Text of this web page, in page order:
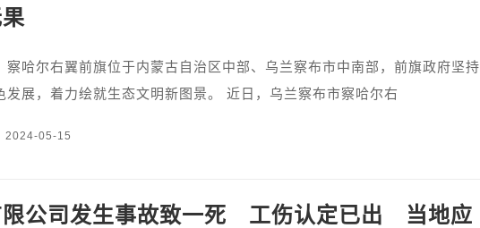
尔右翼前旗位于内蒙古自治区中部、乌兰察布市中南部，前旗政府坚持
发展，着力绘就生态文明新图景。 近日，乌兰察布市察哈尔右
2024-05-15
限公司发生事故致一死 工伤认定已出 当地应